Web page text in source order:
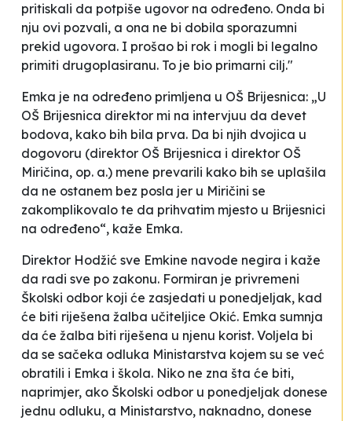
pritiskali da potpiše ugovor na određeno. Onda bi
nju ovi pozvali, a ona ne bi dobila sporazumni
prekid ugovora. I prošao bi rok i mogli bi legalno
primiti drugoplasiranu. To je bio primarni cilj."
Emka je na određeno primljena u OŠ Brijesnica: „U
OŠ Brijesnica direktor mi na intervjuu da devet
bodova, kako bih bila prva. Da bi njih dvojica u
dogovoru (direktor OŠ Brijesnica i direktor OŠ
Miričina, op. a.) mene prevarili kako bih se uplašila
da ne ostanem bez posla jer u Miričini se
zakomplikovalo te da prihvatim mjesto u Brijesnici
na određeno“, kaže Emka.
Direktor Hodžić sve Emkine navode negira i kaže
da radi sve po zakonu. Formiran je privremeni
Školski odbor koji će zasjedati u ponedjeljak, kad
će biti riješena žalba učiteljice Okić. Emka sumnja
da će žalba biti riješena u njenu korist. Voljela bi
da se sačeka odluka Ministarstva kojem su se već
obratili i Emka i škola. Niko ne zna šta će biti,
naprimjer, ako Školski odbor u ponedjeljak donese
jednu odluku, a Ministarstvo, naknadno, donese